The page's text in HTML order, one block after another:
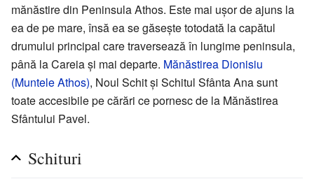
mănăstire din Peninsula Athos. Este mai ușor de ajuns la
ea de pe mare, însă ea se găseşte totodată la capătul
drumului principal care traversează în lungime peninsula,
până la Careia şi mai departe. Mănăstirea Dionisiu
(Muntele Athos), Noul Schit și Schitul Sfânta Ana sunt
toate accesibile pe cărări ce pornesc de la Mănăstirea
Sfântului Pavel.
Schituri